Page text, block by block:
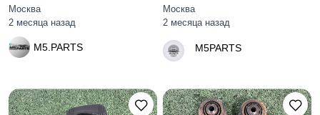
711961509
Москва
2 месяца назад
M5.PARTS
Москва
2 месяца назад
M5PARTS